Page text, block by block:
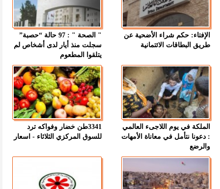
الإفتاء: حكم شراء الأضحية عن
طريق البطاقات الائتمانية
" الصحة " : 97 حالة “حصبة”
سجلت منذ أيار لدى أشخاص لم
يتلقوا المطعوم
الملكة في يوم اللاجىء العالمي
: دعونا نتأمل في معاناة الأمهات
والرضع
3341طن خضار وفواكه ترد
للسوق المركزي الثلاثاء - اسعار